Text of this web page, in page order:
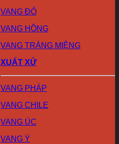
VANG ĐỎ
VANG HỒNG
VANG TRÁNG MIỆNG
XUẤT XỨ
VANG PHÁP
VANG CHILE
VANG ÚC
VANG Ý